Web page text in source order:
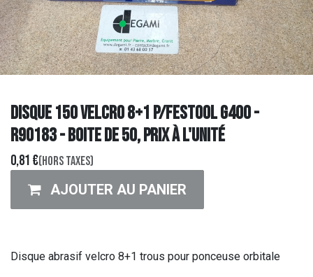
DISQUE 150 Velcro 8+1 P/FESTOOL G400 -
R90183 - Boite de 50, prix à l'unité
0,81 €(Hors taxes)
AJOUTER AU PANIER
Disque abrasif velcro 8+1 trous pour ponceuse orbitale